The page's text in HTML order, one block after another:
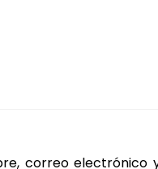
correo